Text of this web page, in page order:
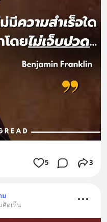
5 3
ม
คิดเห็น